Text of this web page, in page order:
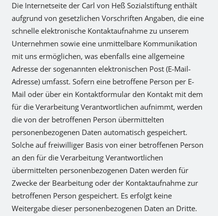
Die Internetseite der Carl von Heß Sozialstiftung enthält
aufgrund von gesetzlichen Vorschriften Angaben, die eine
schnelle elektronische Kontaktaufnahme zu unserem
Unternehmen sowie eine unmittelbare Kommunikation
mit uns ermöglichen, was ebenfalls eine allgemeine
Adresse der sogenannten elektronischen Post (E-Mail-
Adresse) umfasst. Sofern eine betroffene Person per E-
Mail oder über ein Kontaktformular den Kontakt mit dem
für die Verarbeitung Verantwortlichen aufnimmt, werden
die von der betroffenen Person übermittelten
personenbezogenen Daten automatisch gespeichert.
Solche auf freiwilliger Basis von einer betroffenen Person
an den für die Verarbeitung Verantwortlichen
übermittelten personenbezogenen Daten werden für
Zwecke der Bearbeitung oder der Kontaktaufnahme zur
betroffenen Person gespeichert. Es erfolgt keine
Weitergabe dieser personenbezogenen Daten an Dritte.